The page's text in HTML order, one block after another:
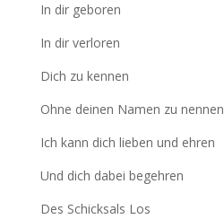
In dir geboren
In dir verloren
Dich zu kennen
Ohne deinen Namen zu nennen
Ich kann dich lieben und ehren
Und dich dabei begehren
Des Schicksals Los